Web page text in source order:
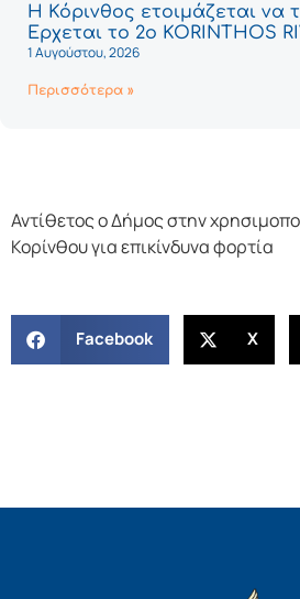
Η Κόρινθος ετοιμάζεται να
Έρχεται το 2ο KORINTHOS
1 Αυγούστου, 2026
Περισσότερα »
Αντίθετος ο Δήμος στην
Κορίνθου για επικίνδυνα φορτία
Facebook X